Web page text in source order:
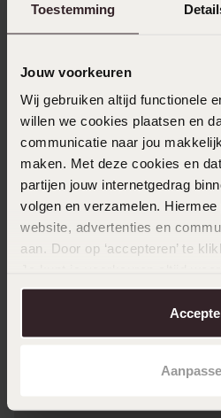
Toestemming
Jouw voorkeuren
Wij gebruiken altijd functionele
willen we cookies plaatsen en
communicatie naar jou
maken. Met deze cookies en
partijen jouw internetgedrag
volgen en verzamelen.
website, advertenties en
aan. Door op ‘accepteren’ te
over in onscookiebeleid.
15-08-2025
aanbieding het horloge
ben er zeer tevreden over
10-08-2025 - danielle v.
11-10-2023
Ziet er mooi uit, precies
Toon